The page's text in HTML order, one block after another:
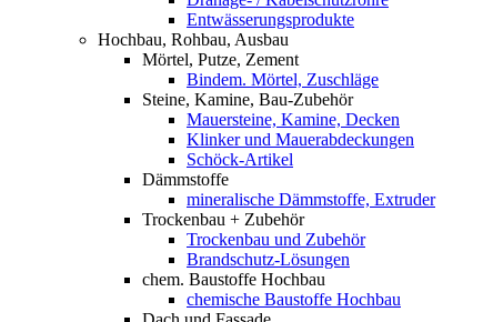
Entwässerungsprodukte
Hochbau, Rohbau, Ausbau
Mörtel, Putze, Zement
Bindem. Mörtel, Zuschläge
Steine, Kamine, Bau-Zubehör
Mauersteine, Kamine, Decken
Klinker und Mauerabdeckungen
Schöck-Artikel
Dämmstoffe
mineralische Dämmstoffe, Extruder
Trockenbau + Zubehör
Trockenbau und Zubehör
Brandschutz-Lösungen
chem. Baustoffe Hochbau
chemische Baustoffe Hochbau